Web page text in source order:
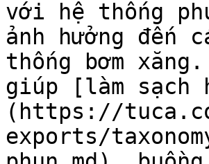
với hệ thống
ảnh hưởng
thống bơm
giúp [làm sạch
(https://
exports/